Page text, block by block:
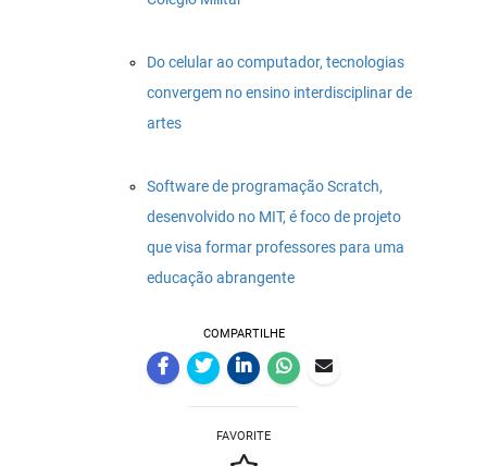
Do celular ao computador, tecnologias
convergem no ensino interdisciplinar de
artes
Software de programação Scratch,
desenvolvido no MIT, é foco de projeto
que visa formar professores para uma
educação abrangente
COMPARTILHE
FAVORITE